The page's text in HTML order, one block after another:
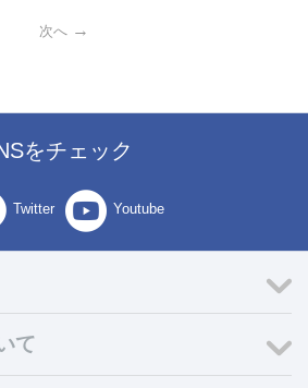
次へ
をチェック
Twitter Youtube
て